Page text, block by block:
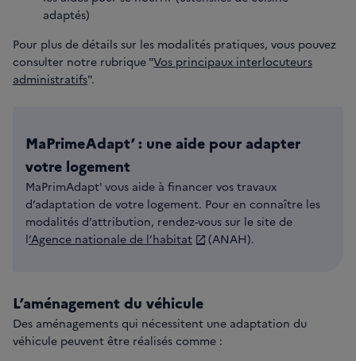
adaptés)
Pour plus de détails sur les modalités pratiques, vous pouvez
consulter notre rubrique "Vos principaux interlocuteurs
administratifs".
MaPrimeAdapt’ : une aide pour adapter
votre logement
MaPrimAdapt' vous aide à financer vos travaux
d’adaptation de votre logement. Pour en connaître les
modalités d’attribution, rendez-vous sur le site de
l’Agence nationale de l’habitat (ANAH).
L’aménagement du véhicule
Des aménagements qui nécessitent une adaptation du
véhicule peuvent être réalisés comme :